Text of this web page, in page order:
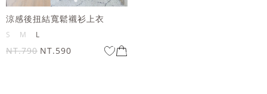
涼感後扭結寬鬆襯衫上衣
S M L
NT.790 NT.590